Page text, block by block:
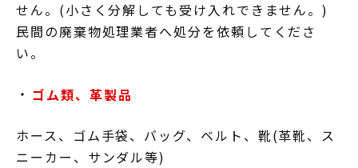
せん。(小さく分解しても受け入れできません。)
民間の廃棄物処理業者へ処分を依頼してくださ
い。
ゴム類、革製品
ホース、ゴム手袋、バッグ、ベルト、靴(革靴、ス
ニーカー、サンダル等)